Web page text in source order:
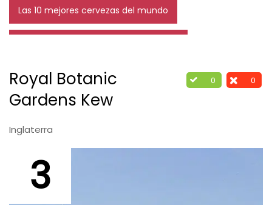
Las 10 mejores cervezas del mundo
Las 6 mejores fechas para viajar a Disney
Los 15 mejores escudos de fútbol
Los 15 mejores futbolistas de la historia
0 0
Royal Botanic
Gardens Kew
Inglaterra
3